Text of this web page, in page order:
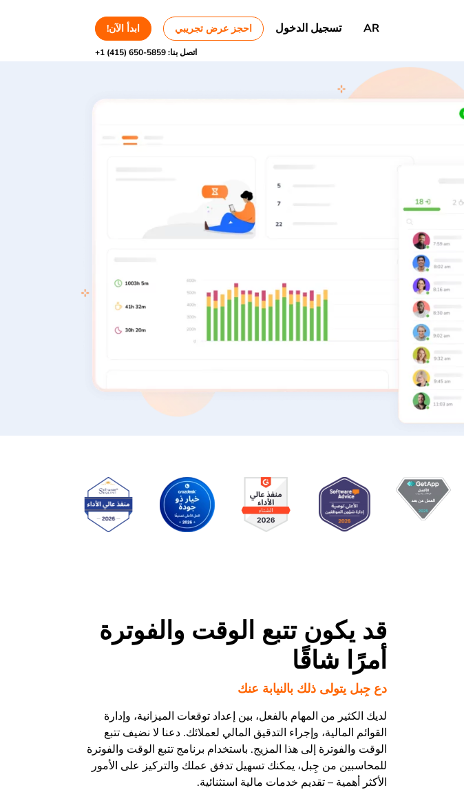
AR تسجيل الدخول احجز عرض تجريبي ابدأ الآن!
اتصل بنا:+1 (415) 650-5859
قد يكون تتبع الوقت والفوترة
أمرًا شاقًا
دع جِبل يتولى ذلك بالنيابة عنك
لديك الكثير من المهام بالفعل، بين إعداد توقعات الميزانية، وإدارة
القوائم المالية، وإجراء التدقيق المالي لعملائك. دعنا لا نضيف تتبع
الوقت والفوترة إلى هذا المزيج. باستخدام برنامج تتبع الوقت والفوترة
للمحاسبين من جِبل، يمكنك تسهيل تدفق عملك والتركيز على الأمور
الأكثر أهمية – تقديم خدمات مالية استثنائية.